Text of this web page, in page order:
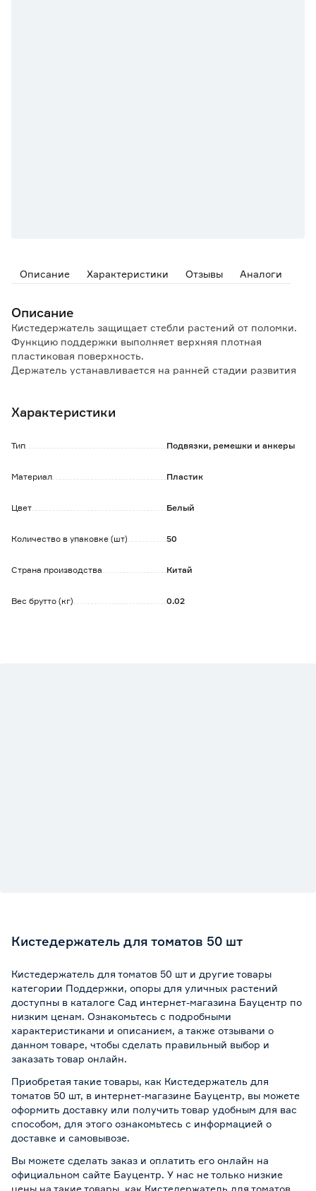
Описание Характеристики Отзывы Аналоги
Описание
Кистедержатель защищает стебли растений от поломки.
Функцию поддержки выполняет верхняя плотная
пластиковая поверхность.
Держатель устанавливается на ранней стадии развития
Преимущества:
- гибкий благодаря конструкции;
Характеристики
Тип Подвязки, ремешки и анкеры
Материал Пластик
Цвет Белый
Количество в упаковке (шт) 50
Страна производства Китай
Вес брутто (кг) 0.02
Кистедержатель для томатов 50 шт
Кистедержатель для томатов 50 шт и другие товары
категории Поддержки, опоры для уличных растений
доступны в каталоге Сад интернет-магазина Бауцентр по
низким ценам. Ознакомьтесь с подробными
характеристиками и описанием, а также отзывами о
данном товаре, чтобы сделать правильный выбор и
заказать товар онлайн.
Приобретая такие товары, как Кистедержатель для
томатов 50 шт, в интернет-магазине Бауцентр, вы можете
оформить доставку или получить товар удобным для вас
способом, для этого ознакомьтесь с информацией о
доставке и самовывозе.
Вы можете сделать заказ и оплатить его онлайн на
официальном сайте Бауцентр. У нас не только низкие
цены на такие товары, как Кистедержатель для томатов